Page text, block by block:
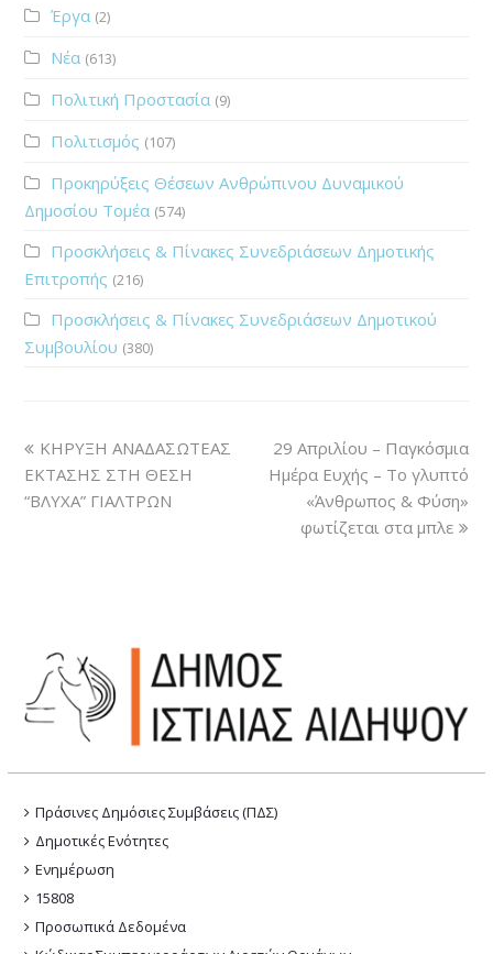
Έργα (2)
Νέα (613)
Πολιτική Προστασία (9)
Πολιτισμός (107)
Προκηρύξεις Θέσεων Ανθρώπινου Δυναμικού
Δημοσίου Τομέα (574)
Προσκλήσεις & Πίνακες Συνεδριάσεων Δημοτικής
Επιτροπής (216)
Προσκλήσεις & Πίνακες Συνεδριάσεων Δημοτικού
Συμβουλίου (380)
ΚΗΡΥΞΗ ΑΝΑΔΑΣΩΤΕΑΣ
ΕΚΤΑΣΗΣ ΣΤΗ ΘΕΣΗ
“ΒΛΥΧΑ” ΓΙΑΛΤΡΩΝ
29 Απριλίου – Παγκόσμια
Ημέρα Ευχής – Το γλυπτό
«Άνθρωπος & Φύση»
φωτίζεται στα μπλε
Πράσινες Δημόσιες Συμβάσεις (ΠΔΣ)
Δημοτικές Ενότητες
Ενημέρωση
15808
Προσωπικά Δεδομένα